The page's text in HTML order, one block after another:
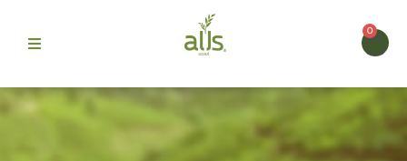
0
สินค้า >ผงเครื่องดื่มพร้อมชง สะดวก รสชาติกลมกล่อม
> ผง
มะนาว3อิน1 (ตรา ออลส์)